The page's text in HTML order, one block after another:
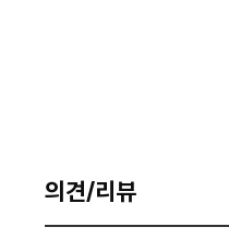
의견/리뷰